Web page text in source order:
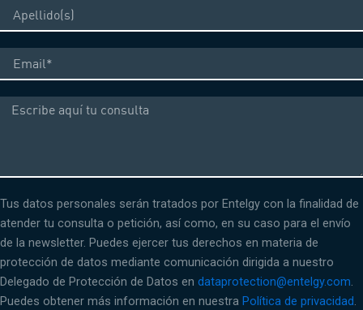
electrónico
Tus datos personales serán tratados por Entelgy con la finalidad de
atender tu consulta o petición, así como, en su caso para el envío
de la newsletter. Puedes ejercer tus derechos en materia de
protección de datos mediante comunicación dirigida a nuestro
Delegado de Protección de Datos en dataprotection@entelgy.com.
Puedes obtener más información en nuestra Política de privacidad.